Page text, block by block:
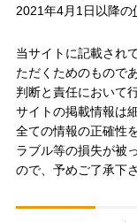
2021年4月1日以降の
当サイトに記載され
ただくためのもので
判断と責任において
サイトの掲載情報は
全ての情報の正確性
ラブル等の損失が被
ので、予めご了承下さ